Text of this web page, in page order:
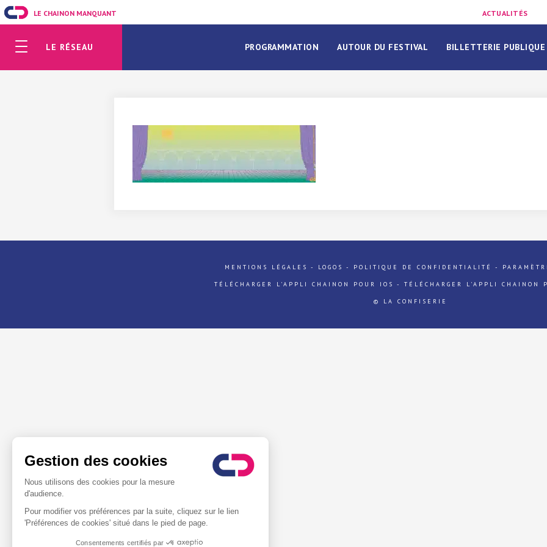
Gestion des cookies
Nous utilisons des cookies pour la mesure
d'audience.
Pour modifier vos préférences par la suite, cliquez sur le lien
'Préférences de cookies' situé dans le pied de page.
Consentements certifiés par
LE CHAINON MANQUANT ACTUALITÉS
LE RÉSEAU PROGRAMMATION AUTOUR DU FESTIVAL BILLETTERIE PUBLIQUE
MENTIONS LÉGALES - LOGOS - POLITIQUE DE CONFIDENTIALITÉ -
TÉLÉCHARGER L'APPLI CHAINON POUR IOS - TÉLÉCHARGER L'APPLI CHAINON
© LA CONFISERIE